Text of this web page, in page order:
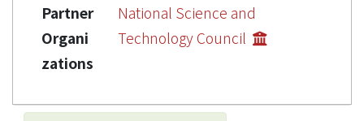
Partner
Organi
zations
National Science and
Technology Council